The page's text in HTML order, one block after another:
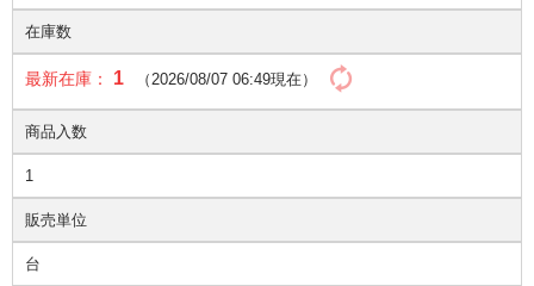
在庫数
最新在庫： 1 （2026/08/07 06:49現在）
商品入数
1
販売単位
台